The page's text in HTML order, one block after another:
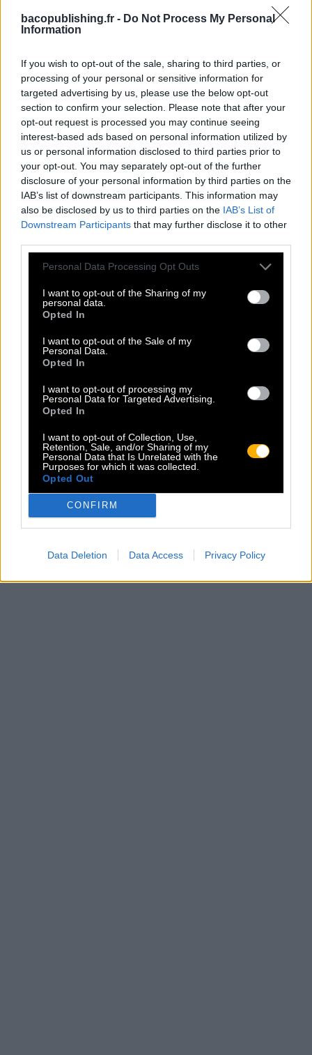
bacopublishing.fr - Do Not Process My Personal
Information
If you wish to opt-out of the sale, sharing to third parties, or
processing of your personal or sensitive information for
targeted advertising by us, please use the below opt-out
section to confirm your selection. Please note that after your
opt-out request is processed you may continue seeing
interest-based ads based on personal information utilized by
us or personal information disclosed to third parties prior to
your opt-out. You may separately opt-out of the further
disclosure of your personal information by third parties on the
IAB’s list of downstream participants. This information may
also be disclosed by us to third parties on the IAB’s List of
Downstream Participants that may further disclose it to other
Personal Data Processing Opt Outs
I want to opt-out of the Sharing of my
personal data.
Opted In
I want to opt-out of the Sale of my
Personal Data.
Opted In
I want to opt-out of processing my
Personal Data for Targeted Advertising.
Opted In
I want to opt-out of Collection, Use,
Retention, Sale, and/or Sharing of my
Personal Data that Is Unrelated with the
Purposes for which it was collected.
Opted Out
CONFIRM
Data Deletion Data Access Privacy Policy